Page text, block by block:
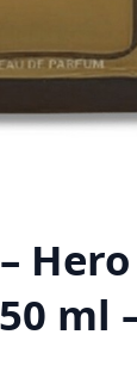
Hero
ml